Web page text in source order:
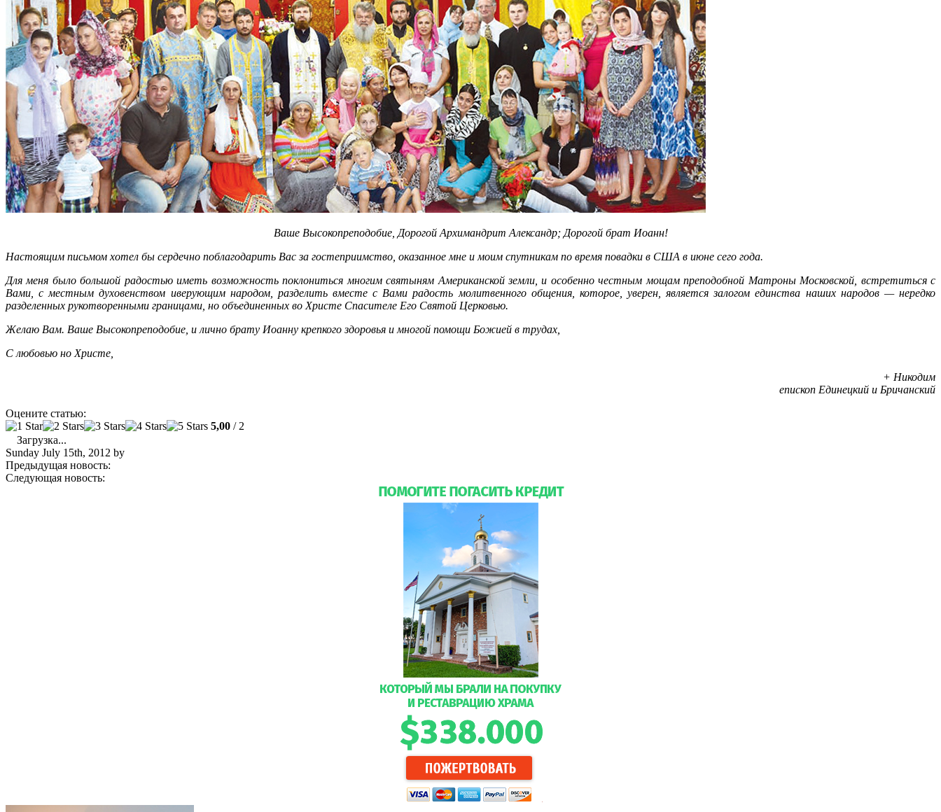
Ваше Высокопреподобие, Дорогой Архимандрит Александр; Дорогой брат Иоанн!
Настоящим письмом хотел бы сердечно поблагодарить Вас за гостеприимство, оказанное мне и моим спутникам по время повадки в США в июне сего года.
Для меня было большой радостью иметь возможность поклониться многим святыням Американской земли, и особенно честным мощам преподобной Матроны Московской, встретиться с
Вами, с местным духовенством иверующим народом, разделить вместе с Вами радость молитвенного общения, которое, уверен, является залогом единства наших народов — нередко
разделенных рукотворенными границами, но объединенных во Христе Спасителе Его Святой Церковью.
Желаю Вам. Ваше Высокопреподобие, и лично брату Иоанну крепкого здоровья и многой помощи Божией в трудах,
С любовью но Христе,
+ Никодим
епископ Единецкий и Бричанский
Оцените статью:
5,00 / 2
Загрузка...
Sunday July 15th, 2012 by
Предыдущая новость:
Следующая новость: